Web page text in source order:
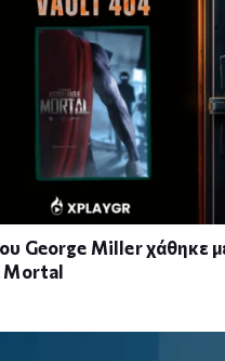
George Miller χάθηκε
Mortal